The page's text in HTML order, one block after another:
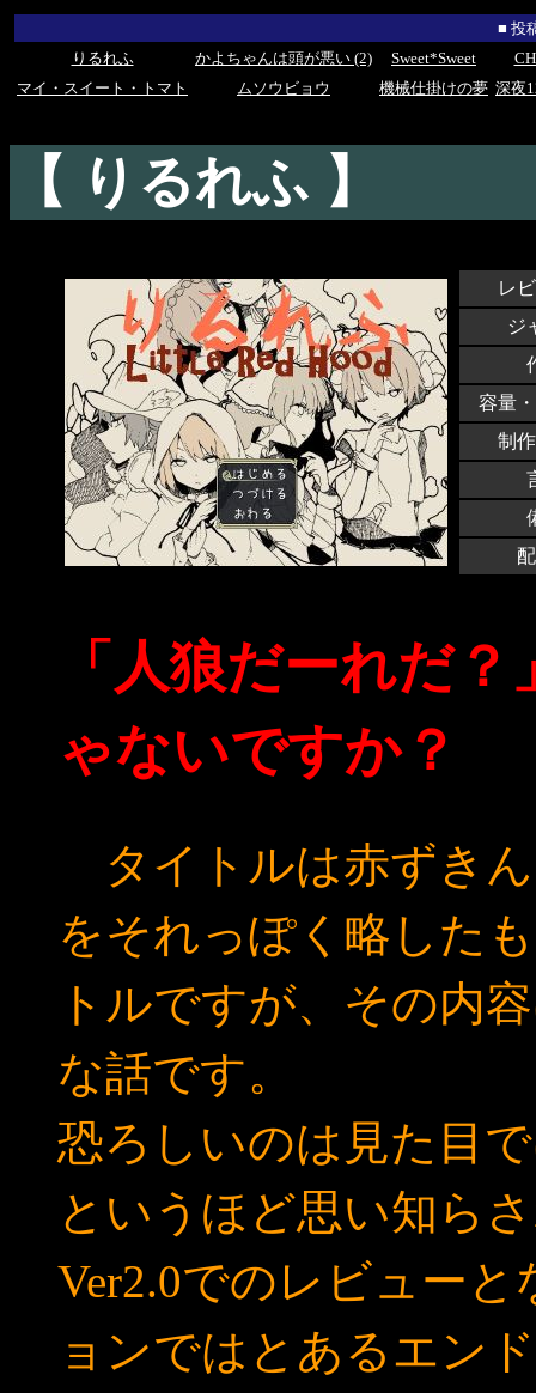
■ 投
りるれふ
かよちゃんは頭が悪い (2) Sweet*Sweet
マイ・スイート・トマト
ムソウビョウ 機械仕掛けの夢 深夜
【 りるれふ 】
レ
ジ
容量
制
「人狼だーれだ
ゃないですか？
タイトルは赤ずきん
をそれっぽく略した
トルですが、その内
な話です。
恐ろしいのは見た目
というほど思い知ら
Ver2.0でのレビュー
ョンではとあるエン